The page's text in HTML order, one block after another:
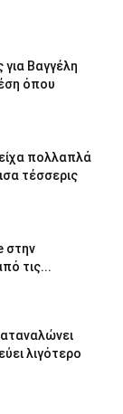
Βαγγέλη
όπου
πολλαπλά
τέσσερις
στην
τις...
λιγότερο